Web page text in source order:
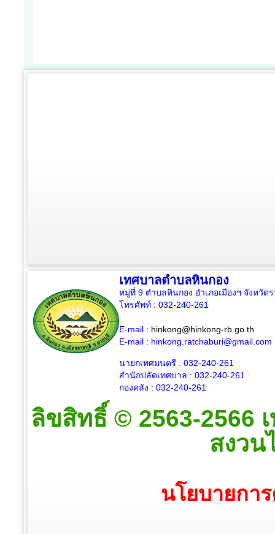
เทศบาลตำบลหินกอง
หมู่ที่ 9 ตำบลหินกอง อำเภอเมืองฯ จังหวัด
โทรศัพท์ : 032-240-261
E-mail : hinkong@hinkong-rb.go.th
E-mail : hinkong.ratchaburi@gmail.com
นายกเทศมนตรี : 032-240-261
สำนักปลัดเทศบาล : 032-240-261
กองคลัง : 032-240-261
ลิขสิทธิ์ © 2563-2566
สงวน
นโยบายกา